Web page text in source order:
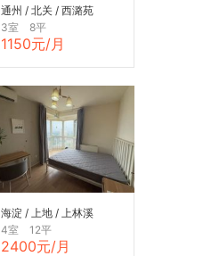
通州 / 北关 / 西潞苑
3室 8平
1150元/月
海淀 / 上地 / 上林溪
4室 12平
2400元/月